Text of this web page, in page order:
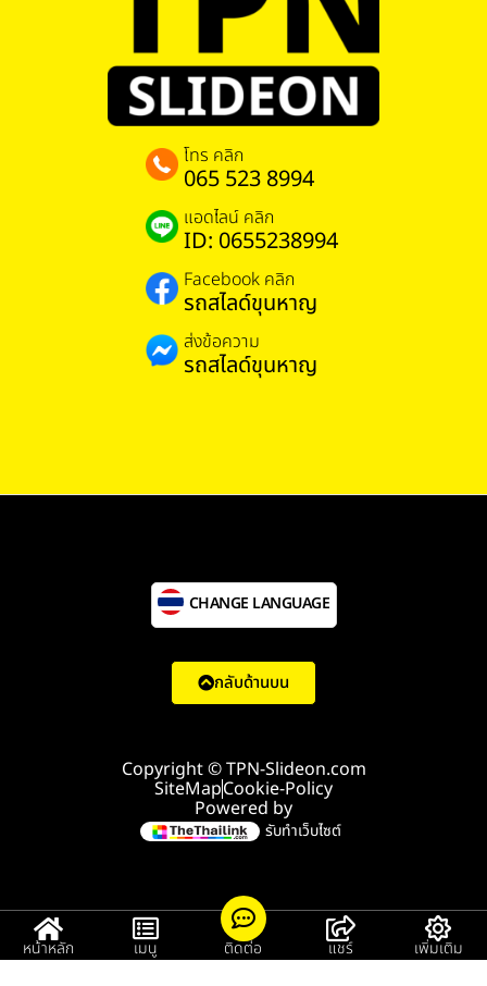
โทร คลิก
065 523 8994
แอดไลน์ คลิก
ID: 0655238994
Facebook คลิก
รถสไลด์ขุนหาญ
ส่งข้อความ
รถสไลด์ขุนหาญ
Copyright © TPN-Slideon.com
SiteMapCookie-Policy
Powered by
รับทำเว็บไซต์
CHANGE LANGUAGE
กลับด้านบน
หน้าหลัก เมนู ติดต่อ แชร์ เพิ่มเติม